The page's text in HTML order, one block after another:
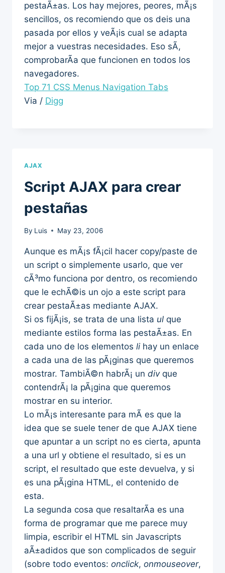
pestaÃ±as. Los hay mejores, peores, mÃ¡s
sencillos, os recomiendo que os deis una
pasada por ellos y veÃ¡is cual se adapta
mejor a vuestras necesidades. Eso sÃ­,
comprobarÃ­a que funcionen en todos los
navegadores.
Top 71 CSS Menus Navigation Tabs
Via / Digg
AJAX
Script AJAX para crear
pestañas
By Luis May 23, 2006
Aunque es mÃ¡s fÃ¡cil hacer copy/paste de
un script o simplemente usarlo, que ver
cÃ³mo funciona por dentro, os recomiendo
que le echÃ©is un ojo a este script para
crear pestaÃ±as mediante AJAX.
Si os fijÃ¡is, se trata de una lista ul que
mediante estilos forma las pestaÃ±as. En
cada uno de los elementos lihay un enlace
a cada una de las pÃ¡ginas que queremos
mostrar. TambiÃ©n habrÃ¡ un divque
contendrÃ¡ la pÃ¡gina que queremos
mostrar en su interior.
Lo mÃ¡s interesante para mÃ­ es que la
idea que se suele tener de que AJAX tiene
que apuntar a un script no es cierta, apunta
a una url y obtiene el resultado, si es un
script, el resultado que este devuelva, y si
es una pÃ¡gina HTML, el contenido de
esta.
La segunda cosa que resaltarÃ­a es una
forma de programar que me parece muy
limpia, escribir el HTML sin Javascripts
aÃ±adidos que son complicados de seguir
(sobre todo eventos: onclick, onmouseover,